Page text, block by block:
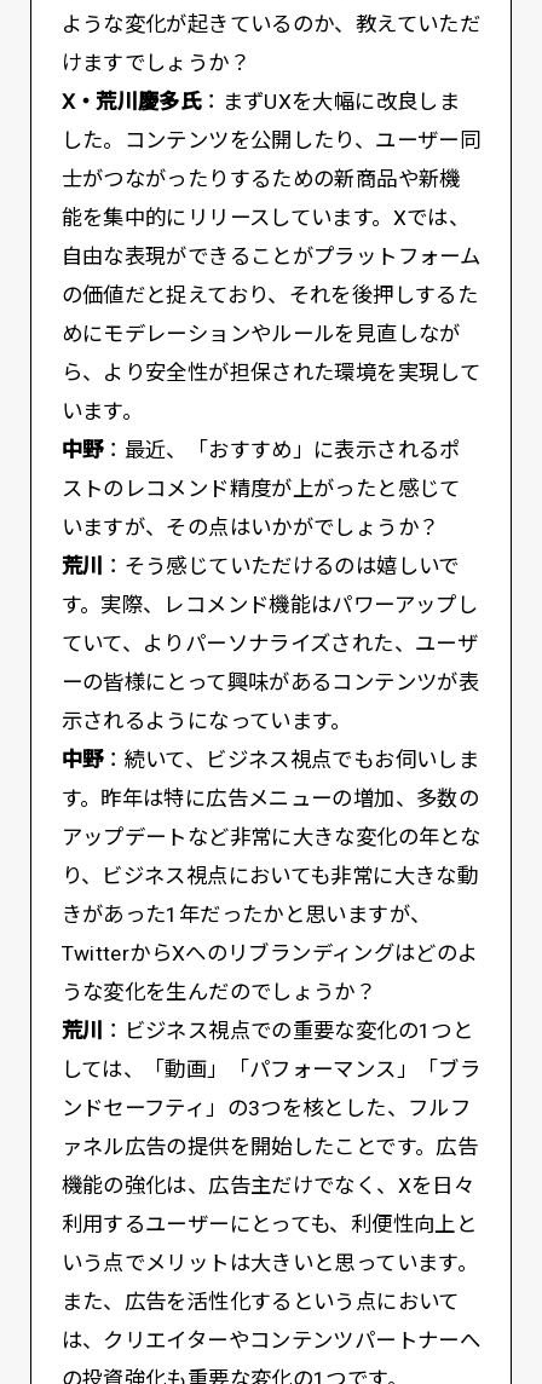
ような変化が起きているのか、教えていただ
けますでしょうか？
X・荒川慶多氏：まずUXを大幅に改良しま
した。コンテンツを公開したり、ユーザー同
士がつながったりするための新商品や新機
能を集中的にリリースしています。Xでは、
自由な表現ができることがプラットフォーム
の価値だと捉えており、それを後押しするた
めにモデレーションやルールを見直しなが
ら、より安全性が担保された環境を実現して
います。
中野：最近、「おすすめ」に表示されるポ
ストのレコメンド精度が上がったと感じて
いますが、その点はいかがでしょうか？
荒川
：そう感じていただけるのは嬉しいで
す。実際、レコメンド機能はパワーアップし
ていて、よりパーソナライズされた、ユーザ
ーの皆様にとって興味があるコンテンツが表
示されるようになっています。
中野：続いて、ビジネス視点でもお伺いしま
す。昨年は特に広告メニューの増加、多数の
アップデートなど非常に大きな変化の年とな
り、ビジネス視点においても非常に大きな動
きがあった1年だったかと思いますが、
TwitterからXへのリブランディングはどのよ
うな変化を生んだのでしょうか？
荒川
：ビジネス視点での重要な変化の1つと
しては、「動画」「パフォーマンス」「ブラ
ンドセーフティ」の3つを核とした、フルフ
ァネル広告の提供を開始したことです。広告
機能の強化は、広告主だけでなく、Xを日々
利用するユーザーにとっても、利便性向上と
いう点でメリットは大きいと思っています。
また、広告を活性化するという点において
は、クリエイターやコンテンツパートナーへ